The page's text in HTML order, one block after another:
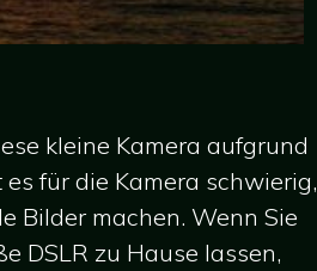
kleine Kamera aufgrund
für die Kamera schwierig,
Bilder machen. Wenn Sie
DSLR zu Hause lassen,